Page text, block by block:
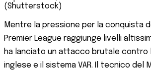
(Shutterstock)
Mentre la pressione per la conquista
Premier League raggiunge livelli
ha lanciato un attacco brutale contro
inglese e il sistema VAR. Il tecnico del